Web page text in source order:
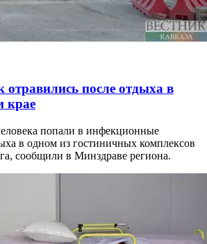
отравились после отдыха в
крае
попали в инфекционные
в одном из гостиничных комплексов
сообщили в Минздраве региона.